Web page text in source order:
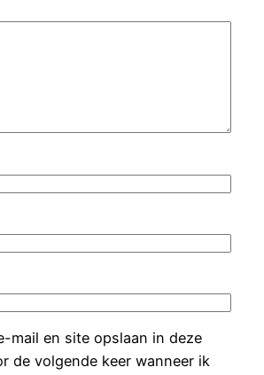
mail en site opslaan in deze
de volgende keer wanneer ik